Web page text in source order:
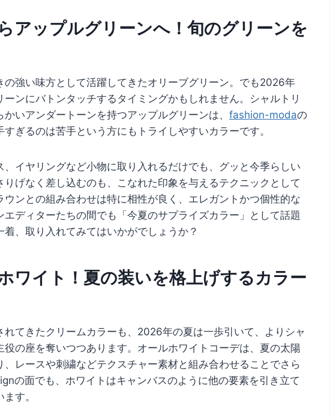
アップルグリーンへ！旬のグリーンを
の強い味方として活躍してきたオリーブグリーン。でも2026年
ンにバトンタッチするタイミングかもしれません。シャルトリ
いアンダートーンを持つアップルグリーンは、 fashion-modaの
ぎるのは苦手という方にもトライしやすいカラーです。
イヤリングなど小物に取り入れるだけでも、グッと今季らしい
げなく差し込むのも、こなれた印象を与えるテクニックとして
ウンとの組み合わせは特に相性が良く、エレガントかつ個性的な
ディターたちの間でも「今夏のサプライズカラー」として話題
、取り入れてみてはいかがでしょうか？
ワイト！夏の装いを格上げするカラー
てきたクリームカラーも、2026年の夏は一歩引いて、よりシャ
の座を奪いつつあります。オールホワイトコーデは、夏の太陽
レースや刺繍などテクスチャー素材と組み合わせることでさら
の面でも、ホワイトはキャンバスのように他の要素を引き立て
す。